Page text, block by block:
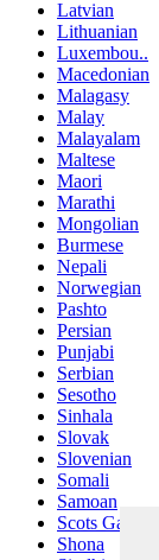
Latvian
Lithuanian
Luxembou..
Macedonian
Malagasy
Malay
Malayalam
Maltese
Maori
Marathi
Mongolian
Burmese
Nepali
Norwegian
Pashto
Persian
Punjabi
Serbian
Sesotho
Sinhala
Slovak
Slovenian
Somali
Samoan
Scots Gaelic
Shona